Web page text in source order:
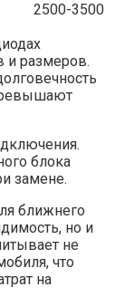
2500-3500
и размеров.
блока
замене.
ближнего
но и
не
что
на